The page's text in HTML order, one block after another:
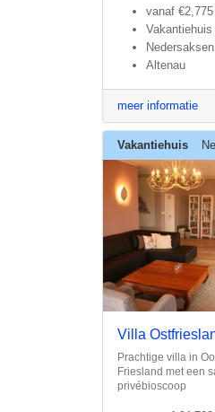
vanaf €2,775
Vakantiehuis
Nedersaksen
Altenau
meer informatie
Vakantiehuis
Villa
Prachtige villa in
Friesland met een
privébioscoop